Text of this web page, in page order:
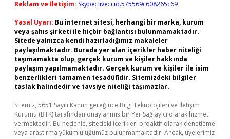
Reklam ve İletişim: Skype: live:.cid.575569c608265c69
Yasal Uyarı: Bu internet sitesi, herhangi bir marka, kurum
veya şahıs şirketi ile hiçbir bağlantısı bulunmamaktadır.
Sitede yalnızca kendi hazırladığımız makaleler
paylaşılmaktadır. Burada yer alan içerikler haber niteliği
taşımamakta olup, gerçek kurum ve kişiler hakkında
paylaşım yapılmamaktadır. Gerçek kurum ve kişiler ile isim
benzerlikleri tamamen tesadüfidir. Sitemizdeki bilgiler
taslak halindedir ve tavsiye niteliği taşımazlar.
Sitemiz, 5651 Sayılı Kanun gereğince Bilgi Teknolojileri ve İletişim
Kurumu (BTK) tarafından onaylanmış bir Yer Sağlayıcı olarak hizmet
vermektedir. Bu nedenle, sitedeki içerikleri proaktif olarak denetleme
veya araştırma yükümlülüğümüz bulunmamaktadır. Ancak, üyelerimiz